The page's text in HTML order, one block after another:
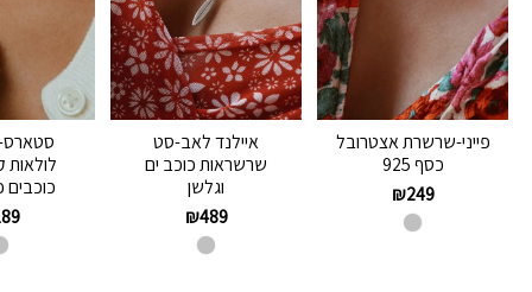
פייני-שרשרת אצטרובל
כסף 925
₪249
איילנד לאב-סט
שרשראות כוכב ים
וגלשן
₪489
כוכבים